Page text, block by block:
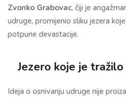
Zvonko Grabovac, čiji je
udruge, promijenio sliku jezera
potpune devastacije.
Jezero koje je
Ideja o osnivanju udruge nije